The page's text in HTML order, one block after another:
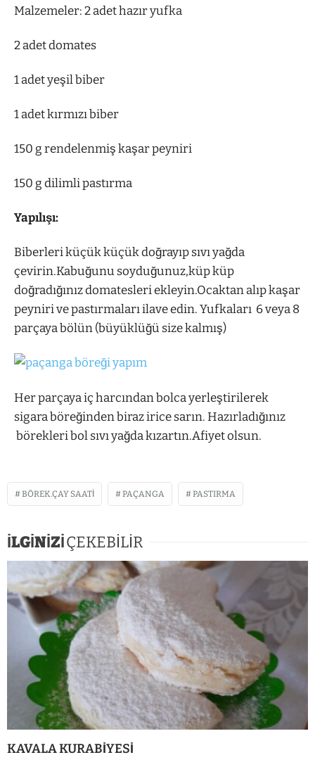
Malzemeler: 2 adet hazır yufka
2 adet domates
1 adet yeşil biber
1 adet kırmızı biber
150 g rendelenmiş kaşar peyniri
150 g dilimli pastırma
Yapılışı:
Biberleri küçük küçük doğrayıp sıvı yağda
çevirin.Kabuğunu soyduğunuz,küp küp
doğradığınız domatesleri ekleyin.Ocaktan alıp kaşar
peyniri ve pastırmaları ilave edin. Yufkaları 6 veya 8
parçaya bölün (büyüklüğü size kalmış)
Her parçaya iç harcından bolca yerleştirilerek
sigara böreğinden biraz irice sarın. Hazırladığınız
börekleri bol sıvı yağda kızartın.Afiyet olsun.
BÖREK.ÇAY SAATI PAÇANGA PASTIRMA
İLGİNİZİÇEKEBİLİR
KAVALA KURABİYESİ